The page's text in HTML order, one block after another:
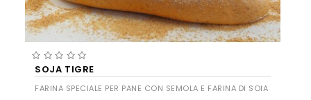
SOJA TIGRE
FARINA SPECIALE PER PANE CON SEMOLA E FARINA DI SOIA